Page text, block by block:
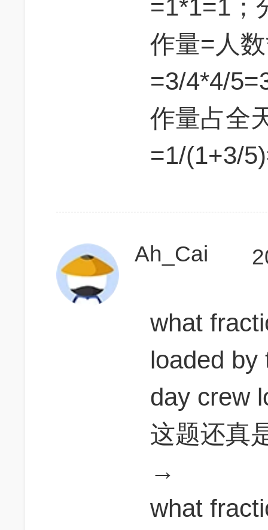
=1*1=1；
作量=人
=3/4*4/
作量占全
=1/(1+3/
Ah_Cai
what
loaded by
day crew
这题还真
→
what